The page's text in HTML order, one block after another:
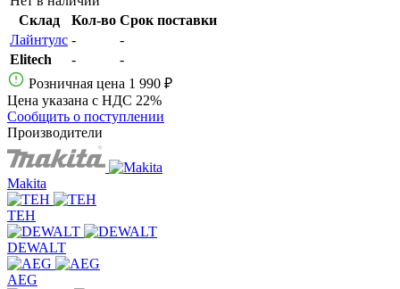
Склад
Кол-во Срок поставки
Лайнтулс -
-
Elitech
-
-
Розничная цена 1 990 ₽
Цена указана с НДС 22%
Сообщить о поступлении
Производители
Makita
TEH
DEWALT
AEG